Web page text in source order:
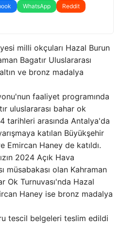
WhatsApp
Reddit
milli okçuları Hazal Burun
Bagatır Uluslararası
ve bronz madalya
faaliyet programında
uluslararası bahar ok
tarihleri ​​arasında Antalya'da
katılan Büyükşehir
Emircan Haney de katıldı.
2024 Açık Hava
müsabakası olan Kahraman
Ok Turnuvası'nda Hazal
Haney ise bronz madalya
tescil belgeleri teslim edildi